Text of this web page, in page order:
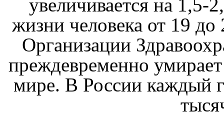
увеличивается на 1,5-
жизни человека от 19
Организации
преждевременно
мире. В России каждый